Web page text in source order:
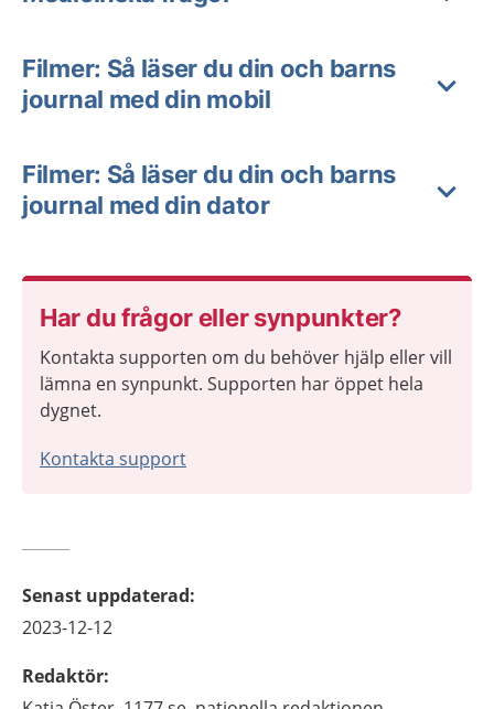
Filmer: Så läser du din och barns
journal med din mobil
Filmer: Så läser du din och barns
journal med din dator
Har du frågor eller synpunkter?
Kontakta supporten om du behöver hjälp eller vill
lämna en synpunkt. Supporten har öppet hela
dygnet.
Kontakta support
Senast uppdaterad:
2023-12-12
Redaktör: